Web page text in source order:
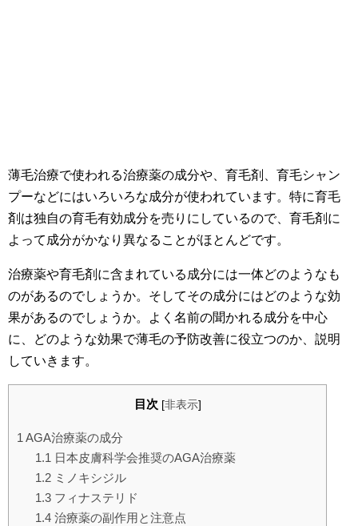
薄毛治療で使われる治療薬の成分や、育毛剤、育毛シャン
プーなどにはいろいろな成分が使われています。特に育毛
剤は独自の育毛有効成分を売りにしているので、育毛剤に
よって成分がかなり異なることがほとんどです。
治療薬や育毛剤に含まれている成分には一体どのようなも
のがあるのでしょうか。そしてその成分にはどのような効
果があるのでしょうか。よく名前の聞かれる成分を中心
に、どのような効果で薄毛の予防改善に役立つのか、説明
していきます。
目次 [非表示]
1 AGA治療薬の成分
1.1 日本皮膚科学会推奨のAGA治療薬
1.2ミノキシジル
1.3フィナステリド
1.4治療薬の副作用と注意点